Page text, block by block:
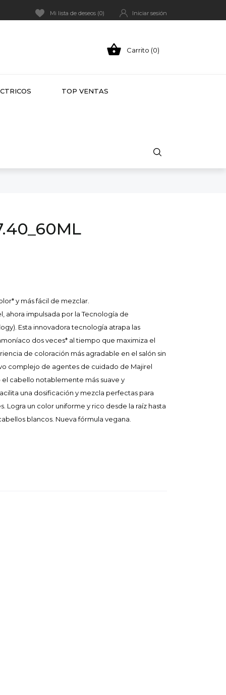
Mi lista de deseos (0) Iniciar sesión
 Carrito (0)
TOP VENTAS
y más fácil de mezclar.
ahora impulsada por la Tecnología de
Esta innovadora tecnología atrapa las
dos veces* al tiempo que maximiza el
de coloración más agradable en el salón sin
complejo de agentes de cuidado de Majirel
cabello notablemente más suave y
una dosificación y mezcla perfectas para
Logra un color uniforme y rico desde la raíz hasta
blancos. Nueva fórmula vegana.